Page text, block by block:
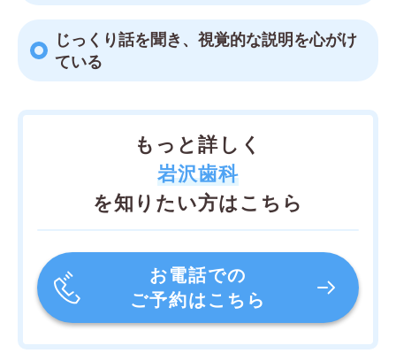
じっくり話を聞き、視覚的な説明を心がけ
ている
もっと詳しく
岩沢歯科
を知りたい方はこちら
お電話での
ご予約はこちら